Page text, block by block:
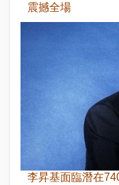
震撼全場
李昇基面臨潛在